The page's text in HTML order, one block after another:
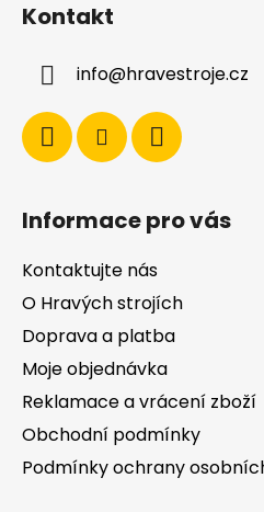
Kontakt
info@hravestroje.cz
Informace pro vás
Kontaktujte nás
O Hravých strojích
Doprava a platba
Moje objednávka
Reklamace a vrácení zboží
Obchodní podmínky
Podmínky ochrany